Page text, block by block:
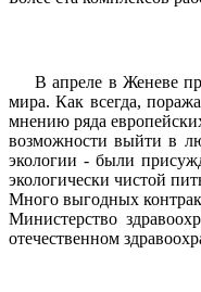
В апреле в Женеве
мира. Как всегда,
мнению ряда
возможности выйти в
экологии - были
экологически чистой
Много выгодных
Министерство
отечественном